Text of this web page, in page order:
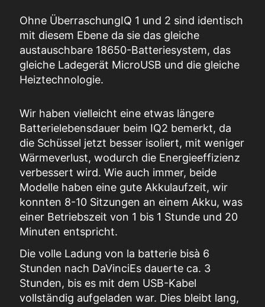
Ohne ÜberraschungIQ 1 und 2 sind identisch
mit diesem Ebene da sie das gleiche
austauschbare 18650-Batteriesystem, das
gleiche Ladegerät MicroUSB und die gleiche
Heiztechnologie.
Wir haben vielleicht eine etwas längere
Batterielebensdauer beim IQ2 bemerkt, da
die Schüssel jetzt besser isoliert, mit weniger
Wärmeverlust, wodurch die Energieeffizienz
verbessert wird. Wie auch immer, beide
Modelle haben eine gute Akkulaufzeit, wir
konnten 8-10 Sitzungen an einem Akku, was
einer Betriebszeit von 1 bis 1 Stunde und 20
Minuten entspricht.
Die volle Ladung von la batterie bisà 6
Stunden nach DaVinciEs dauerte ca. 3
Stunden, bis es mit dem USB-Kabel
vollständig aufgeladen war. Dies bleibt lang,